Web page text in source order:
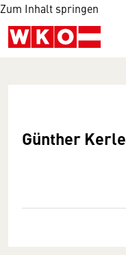
Zum Inhalt springen
Günther Kerle